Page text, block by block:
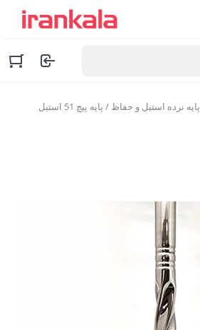
پایه نرده استیل و حفاظ
/ پایه پیچ 51 استیل